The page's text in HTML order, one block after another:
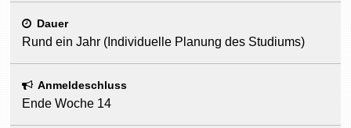
Dauer
Rund ein Jahr (Individuelle Planung des Studiums)
Anmeldeschluss
Ende Woche 14